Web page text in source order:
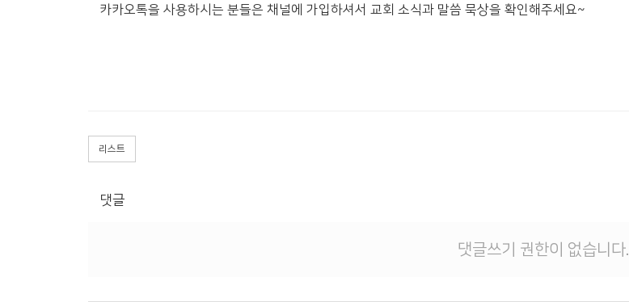
카카오톡을 사용하시는 분들은 채널에 가입하셔서 교회 소식과 말씀 묵상을 확인해주세요~
리스트
댓글
댓글쓰기 권한이 없습니다.